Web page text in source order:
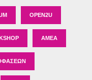
OPEN2U
ΑΜΕΑ